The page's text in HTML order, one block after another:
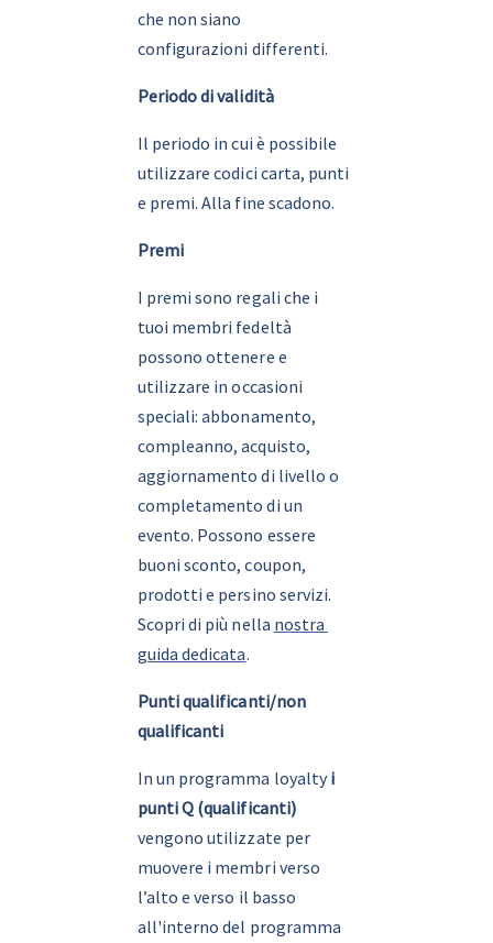
che non siano
configurazioni differenti.
Periodo di validità
Il periodo in cui è possibile
utilizzare codici carta, punti
e premi. Alla fine scadono.
Premi
I premi sono regali che i
tuoi membri fedeltà
possono ottenere e
utilizzare in occasioni
speciali: abbonamento,
compleanno, acquisto,
aggiornamento di livello o
completamento di un
evento. Possono essere
buoni sconto, coupon,
prodotti e persino servizi.
Scopri di più nella nostra
guida dedicata.
Punti qualificanti/non
qualificanti
In un programma loyalty i
punti Q (qualificanti)
vengono utilizzate per
muovere i membri verso
l’alto e verso il basso
all'interno del programma